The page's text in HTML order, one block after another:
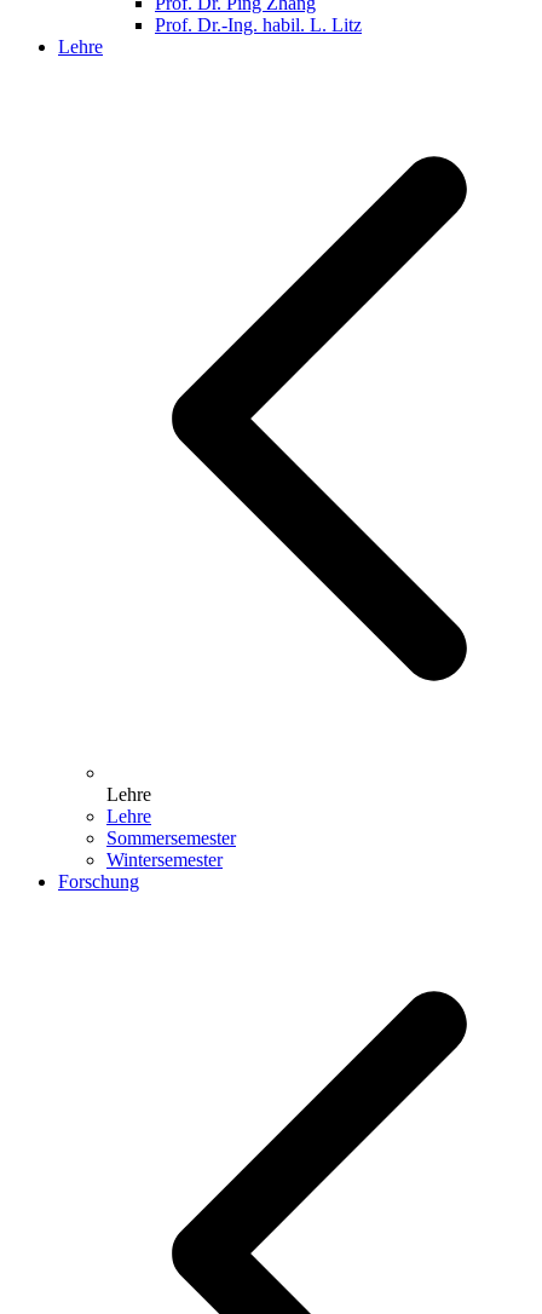
Prof. Dr.-Ing. habil. L. Litz
Lehre
Lehre
Lehre
Sommersemester
Wintersemester
Forschung